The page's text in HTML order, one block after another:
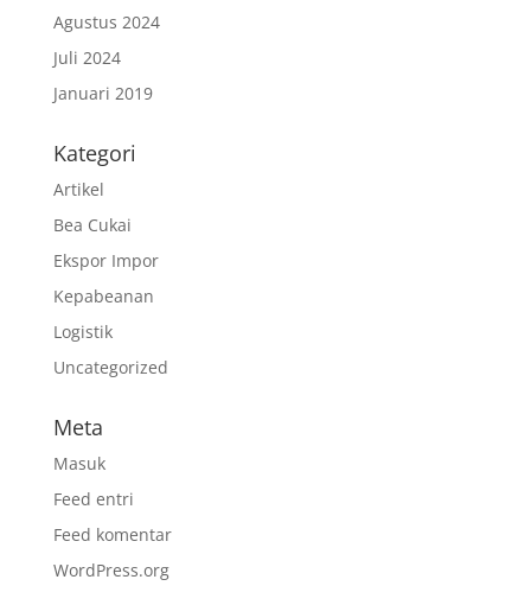
Agustus 2024
Juli 2024
Januari 2019
Kategori
Artikel
Bea Cukai
Ekspor Impor
Kepabeanan
Logistik
Uncategorized
Meta
Masuk
Feed entri
Feed komentar
WordPress.org